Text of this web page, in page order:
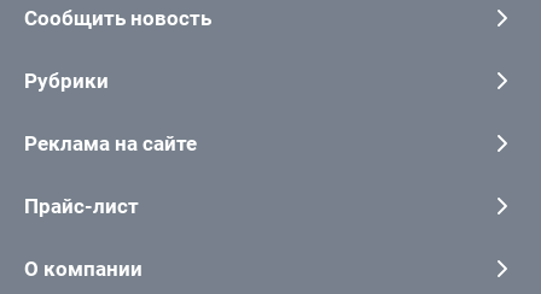
Сообщить новость
Рубрики
Реклама на сайте
Прайс-лист
О компании